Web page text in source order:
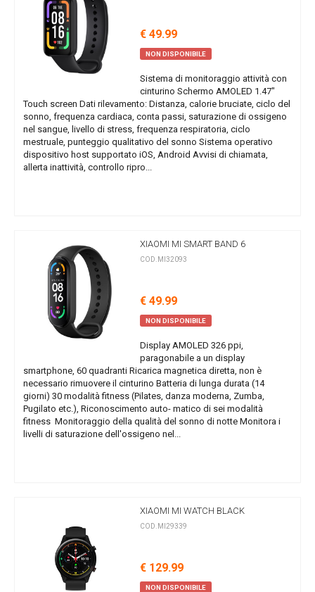
€ 49.99
NON DISPONIBILE
Sistema di monitoraggio attività con
cinturino Schermo AMOLED 1.47"
Touch screen Dati rilevamento: Distanza, calorie bruciate, ciclo del
sonno, frequenza cardiaca, conta passi, saturazione di ossigeno
nel sangue, livello di stress, frequenza respiratoria, ciclo
mestruale, punteggio qualitativo del sonno Sistema operativo
dispositivo host supportato iOS, Android Avvisi di chiamata,
allerta inattività, controllo ripro...
XIAOMI MI SMART BAND 6
COD.MI32093
€ 49.99
NON DISPONIBILE
Display AMOLED 326 ppi,
paragonabile a un display
smartphone, 60 quadranti Ricarica magnetica diretta, non è
necessario rimuovere il cinturino Batteria di lunga durata (14
giorni) 30 modalità fitness (Pilates, danza moderna, Zumba,
Pugilato etc.), Riconoscimento auto- matico di sei modalità
fitness Monitoraggio della qualità del sonno di notte Monitora i
livelli di saturazione dell'ossigeno nel...
XIAOMI MI WATCH BLACK
COD.MI29339
€ 129.99
NON DISPONIBILE